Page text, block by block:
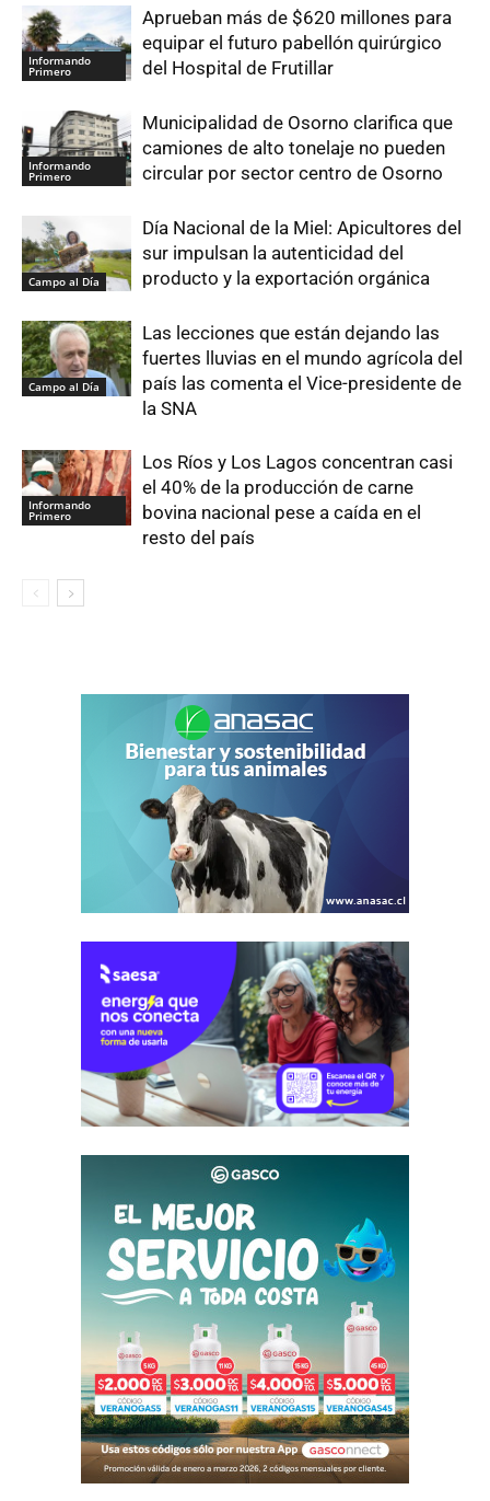
Informando
Primero
Aprueban más de $620 millones para
equipar el futuro pabellón quirúrgico
del Hospital de Frutillar
Informando
Primero
Municipalidad de Osorno clarifica que
camiones de alto tonelaje no pueden
circular por sector centro de Osorno
Campo al Día
Día Nacional de la Miel: Apicultores del
sur impulsan la autenticidad del
producto y la exportación orgánica
Campo al Día
Las lecciones que están dejando las
fuertes lluvias en el mundo agrícola del
país las comenta el Vice-presidente de
la SNA
Informando
Primero
Los Ríos y Los Lagos concentran casi
el 40% de la producción de carne
bovina nacional pese a caída en el
resto del país